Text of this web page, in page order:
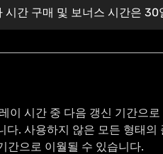
시간 구매 및 보너스 시간은
이 시간 중 다음 갱신 기간으
다. 사용하지 않은 모든 형태
간으로 이월될 수 있습니다.